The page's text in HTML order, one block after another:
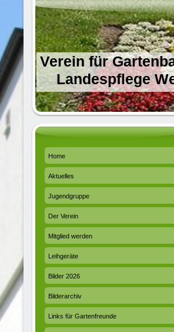
Verein für
Landespflege
Home
Aktuelles
Jugendgruppe
Der Verein
Mitglied werden
Leihgeräte
Bilder 2026
Bilderarchiv
Links für Gartenfreunde